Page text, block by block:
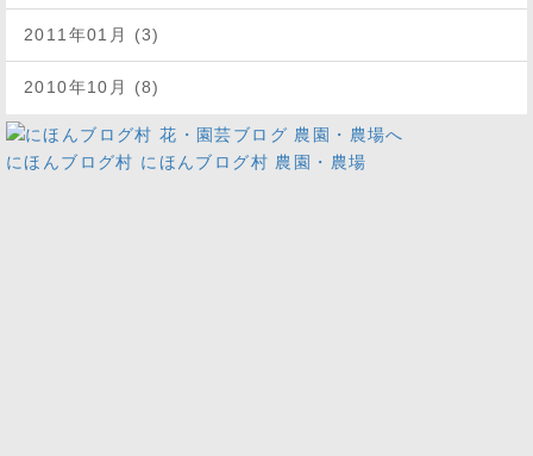
2011年01月 (3)
2010年10月 (8)
にほんブログ村 にほんブログ村 農園・農場